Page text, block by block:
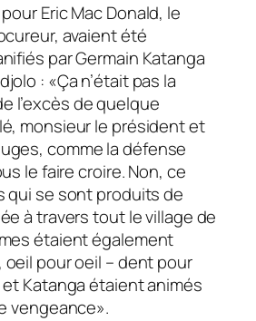
Eric Mac Donald, le
avaient été
par Germain Katanga
: «Ça n’était pas la
l’excès de quelque
monsieur le président et
comme la défense
le faire croire. Non, ce
qui se sont produits de
à travers tout le village de
étaient également
pour oeil – dent pour
Katanga étaient animés
vengeance».